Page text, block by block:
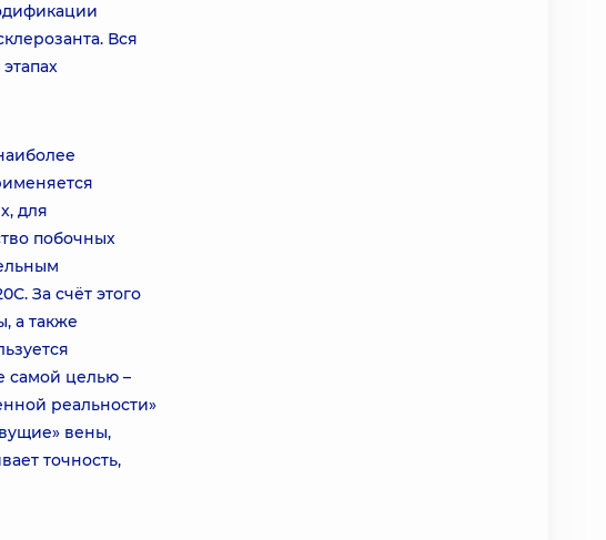
Вся
для
побочных
За счёт этого
а также
самой целью –
реальности»
вены,
точность,